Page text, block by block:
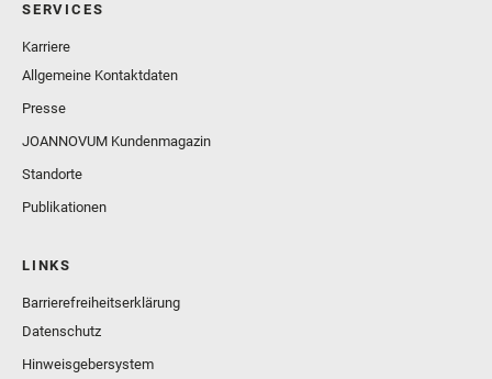
SERVICES
Karriere
Allgemeine Kontaktdaten
Presse
JOANNOVUM Kundenmagazin
Standorte
Publikationen
LINKS
Barrierefreiheitserklärung
Datenschutz
Hinweisgebersystem